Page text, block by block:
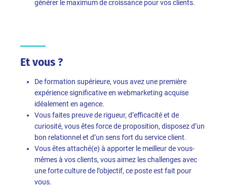
générer le maximum de croissance pour vos clients.
Et vous ?
De formation supérieure, vous avez une première
expérience significative en webmarketing acquise
idéalement en agence.
Vous faites preuve de rigueur, d’efficacité et de
curiosité, vous êtes force de proposition, disposez d’un
bon relationnel et d’un sens fort du service client.
Vous êtes attaché(e) à apporter le meilleur de vous-
mêmes à vos clients, vous aimez les challenges avec
une forte culture de l’objectif, ce poste est fait pour
vous.